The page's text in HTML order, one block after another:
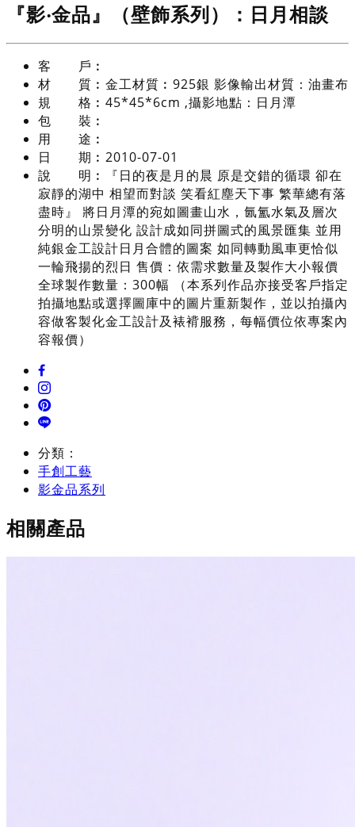
『影‧金品』（壁飾系列）：日月相談
客 戶︰
材 質︰ 金工材質︰925銀 影像輸出材質：油畫布
規 格︰ 45*45*6cm ,攝影地點：日月潭
包 裝︰
用 途︰
日 期︰ 2010-07-01
說 明︰
『日的夜是月的晨 原是交錯的循環 卻在
寂靜的湖中 相望而對談 笑看紅塵天下事 繁華總有落
盡時』 將日月潭的宛如圖畫山水，氤氳水氣及層次
分明的山景變化 設計成如同拼圖式的風景匯集 並用
純銀金工設計日月合體的圖案 如同轉動風車更恰似
一輪飛揚的烈日 售價：依需求數量及製作大小報價
全球製作數量：300幅 （本系列作品亦接受客戶指定
拍攝地點或選擇圖庫中的圖片重新製作，並以拍攝內
容做客製化金工設計及裱褙服務，每幅價位依專案內
容報價）
分類：
手創工藝
影金品系列
相關產品